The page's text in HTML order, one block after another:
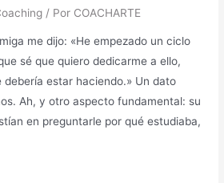
/ Por COACHARTE
me dijo: «He empezado un ciclo
sé que quiero dedicarme a ello,
debería estar haciendo.» Un dato
Ah, y otro aspecto fundamental: su
en preguntarle por qué estudiaba,